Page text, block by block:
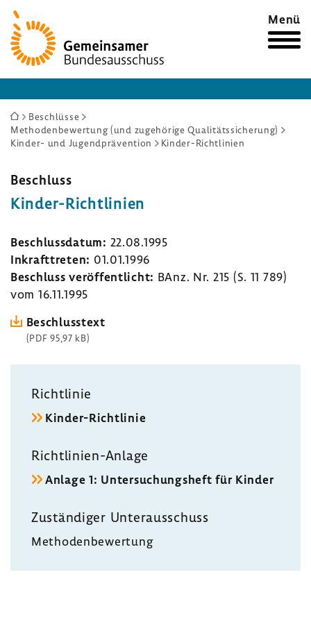
Zur
Startseite
Menü
Sie
sind
Beschlüsse
Methodenbewertung (und zugehörige Qualitätssicherung)
Kinder- und Jugendprävention
Kinder-Richtlinien
Beschluss
Kinder-​Richtlinien
Beschluss­datum: 22.08.1995
Inkraft­treten: 01.01.1996
Beschluss veröf­fent­licht: BAnz. Nr. 215 (S. 11 789)
vom 16.11.1995
Beschluss­text
(PDF 95,97 kB)
Richt­linie
Kinder-​Richtlinie
Richtlinien-​Anlage
Anlage 1: Unter­su­chungs­heft für Kinder
Zustän­diger Unter­aus­schuss
Metho­den­be­wer­tung